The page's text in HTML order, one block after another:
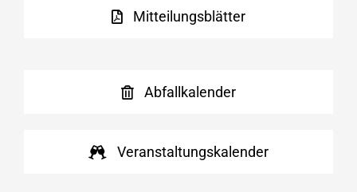
Mitteilungsblätter
Abfallkalender
Veranstaltungskalender